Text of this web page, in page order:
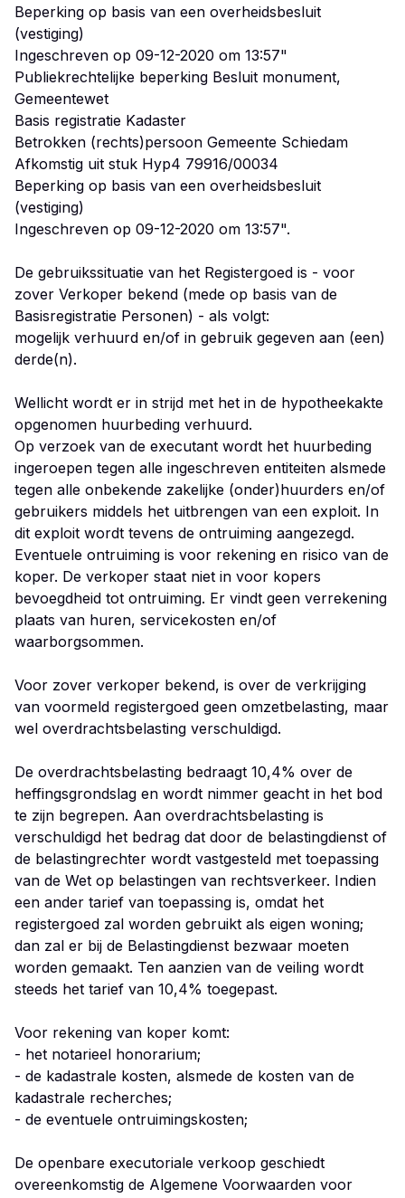
Beperking op basis van een overheidsbesluit
(vestiging)
Ingeschreven op 09-12-2020 om 13:57"
Publiekrechtelijke beperking Besluit monument,
Gemeentewet
Basis registratie Kadaster
Betrokken (rechts)persoon Gemeente Schiedam
Afkomstig uit stuk Hyp4 79916/00034
Beperking op basis van een overheidsbesluit
(vestiging)
Ingeschreven op 09-12-2020 om 13:57".
De gebruikssituatie van het Registergoed is - voor
zover Verkoper bekend (mede op basis van de
Basisregistratie Personen) - als volgt:
mogelijk verhuurd en/of in gebruik gegeven aan (een)
derde(n).
Wellicht wordt er in strijd met het in de hypotheekakte
opgenomen huurbeding verhuurd.
Op verzoek van de executant wordt het huurbeding
ingeroepen tegen alle ingeschreven entiteiten alsmede
tegen alle onbekende zakelijke (onder)huurders en/of
gebruikers middels het uitbrengen van een exploit. In
dit exploit wordt tevens de ontruiming aangezegd.
Eventuele ontruiming is voor rekening en risico van de
koper. De verkoper staat niet in voor kopers
bevoegdheid tot ontruiming. Er vindt geen verrekening
plaats van huren, servicekosten en/of
waarborgsommen.
Voor zover verkoper bekend, is over de verkrijging
van voormeld registergoed geen omzetbelasting, maar
wel overdrachtsbelasting verschuldigd.
De overdrachtsbelasting bedraagt 10,4% over de
heffingsgrondslag en wordt nimmer geacht in het bod
te zijn begrepen. Aan overdrachtsbelasting is
verschuldigd het bedrag dat door de belastingdienst of
de belastingrechter wordt vastgesteld met toepassing
van de Wet op belastingen van rechtsverkeer. Indien
een ander tarief van toepassing is, omdat het
registergoed zal worden gebruikt als eigen woning;
dan zal er bij de Belastingdienst bezwaar moeten
worden gemaakt. Ten aanzien van de veiling wordt
steeds het tarief van 10,4% toegepast.
Voor rekening van koper komt:
- het notarieel honorarium;
- de kadastrale kosten, alsmede de kosten van de
kadastrale recherches;
- de eventuele ontruimingskosten;
De openbare executoriale verkoop geschiedt
overeenkomstig de Algemene Voorwaarden voor